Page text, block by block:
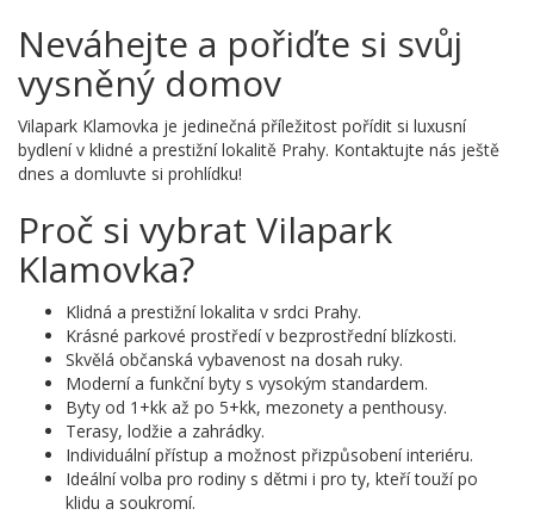
Neváhejte a pořiďte si svůj
vysněný domov
Vilapark Klamovka je jedinečná příležitost pořídit si luxusní
bydlení v klidné a prestižní lokalitě Prahy. Kontaktujte nás ještě
dnes a domluvte si prohlídku!
Proč si vybrat Vilapark
Klamovka?
Klidná a prestižní lokalita v srdci Prahy.
Krásné parkové prostředí v bezprostřední blízkosti.
Skvělá občanská vybavenost na dosah ruky.
Moderní a funkční byty s vysokým standardem.
Byty od 1+kk až po 5+kk, mezonety a penthousy.
Terasy, lodžie a zahrádky.
Individuální přístup a možnost přizpůsobení interiéru.
Ideální volba pro rodiny s dětmi i pro ty, kteří touží po
klidu a soukromí.